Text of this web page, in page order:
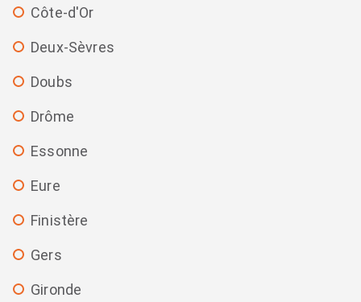
Côte-d'Or
Deux-Sèvres
Doubs
Drôme
Essonne
Eure
Finistère
Gers
Gironde